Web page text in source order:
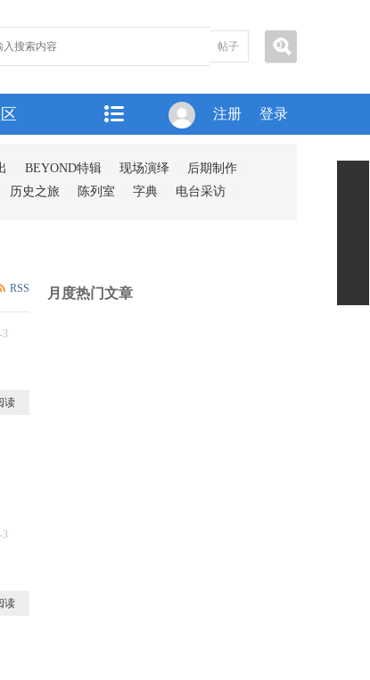
帖子
注册 登录
BEYOND特辑 现场演绎
后期制作
历史之旅 陈列室 字典 电台采访
RSS
3
读
3
读
月度热门文章